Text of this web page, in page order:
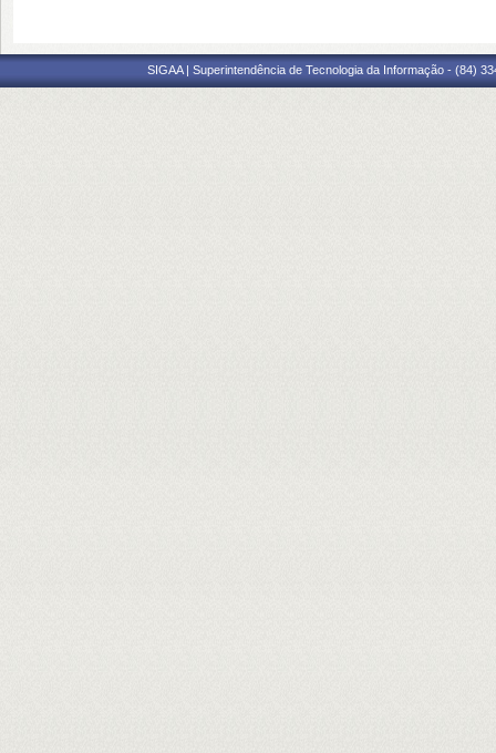
SIGAA | Superintendência de Tecnologia da Informação - (84)